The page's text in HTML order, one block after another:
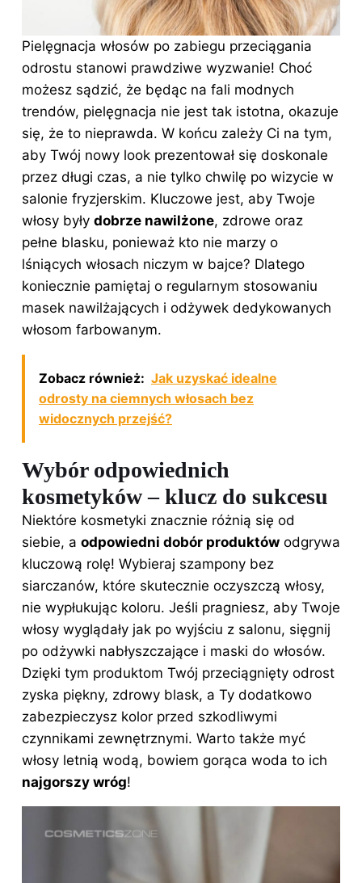
Pielęgnacja włosów po zabiegu przeciągania
odrostu stanowi prawdziwe wyzwanie! Choć
możesz sądzić, że będąc na fali modnych
trendów, pielęgnacja nie jest tak istotna, okazuje
się, że to nieprawda. W końcu zależy Ci na tym,
aby Twój nowy look prezentował się doskonale
przez długi czas, a nie tylko chwilę po wizycie w
salonie fryzjerskim. Kluczowe jest, aby Twoje
włosy były dobrze nawilżone, zdrowe oraz
pełne blasku, ponieważ kto nie marzy o
lśniących włosach niczym w bajce? Dlatego
koniecznie pamiętaj o regularnym stosowaniu
masek nawilżających i odżywek dedykowanych
włosom farbowanym.
Zobacz również: Jak uzyskać idealne
odrosty na ciemnych włosach bez
widocznych przejść?
Wybór odpowiednich
kosmetyków – klucz do sukcesu
Niektóre kosmetyki znacznie różnią się od
siebie, a odpowiedni dobór produktów odgrywa
kluczową rolę! Wybieraj szampony bez
siarczanów, które skutecznie oczyszczą włosy,
nie wypłukując koloru. Jeśli pragniesz, aby Twoje
włosy wyglądały jak po wyjściu z salonu, sięgnij
po odżywki nabłyszczające i maski do włosów.
Dzięki tym produktom Twój przeciągnięty odrost
zyska piękny, zdrowy blask, a Ty dodatkowo
zabezpieczysz kolor przed szkodliwymi
czynnikami zewnętrznymi. Warto także myć
włosy letnią wodą, bowiem gorąca woda to ich
najgorszy wróg!